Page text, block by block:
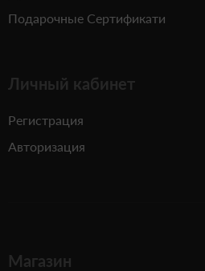
Подарочные Сертификати
Личный кабинет
Регистрация
Авторизация
Магазин